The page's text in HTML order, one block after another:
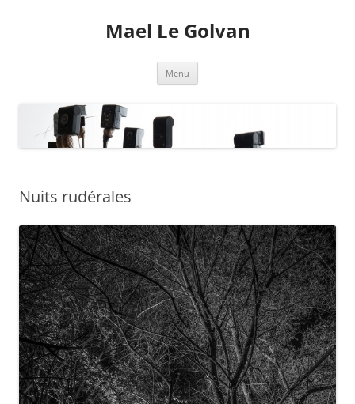
Mael Le Golvan
Menu
Nuits rudérales